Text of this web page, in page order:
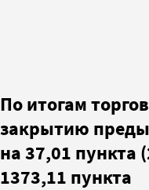
По итогам
закрытию
на 37,01 пункта
1373,11 пункта